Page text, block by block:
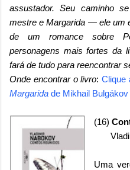
assustador. Seu caminho
mestre e Margarida — ele um
de um romance sobre
personagens mais fortes da
fará de tudo para reencontrar
Onde encontrar o livro:Clique
Margarida de Mikhail Bulgákov
(16)
Uma